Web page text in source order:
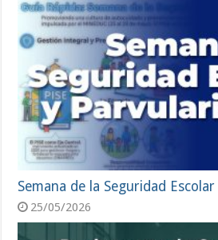
Semana de la Seguridad
25/05/2026